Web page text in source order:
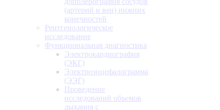
(артерий и вен) нижних
конечностей
Рентгенологическое
исследование
Функциональная диагностика
Электрокардиография
(ЭКГ)
Электроэнцефалограмма
(ЭЭГ)
Проведение
исследований объемов
дыхания с